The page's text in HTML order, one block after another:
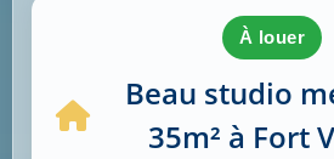
à louer
Beau studio
35m² à Fort